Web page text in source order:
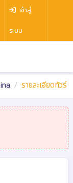
เข้าสู่
ระบบ
รายละเอียดทัวร์